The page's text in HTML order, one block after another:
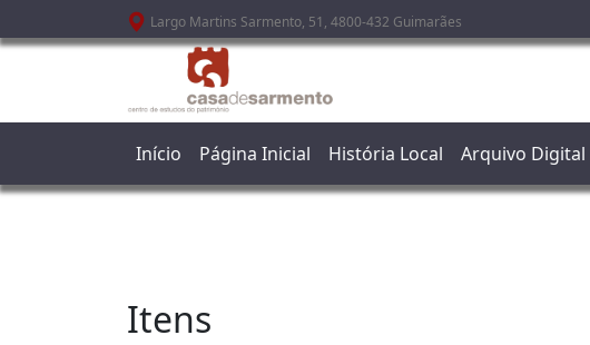
Passar para o conteúdo principalLargo Martins Sarmento, 51, 4800-432 Guimarães
Início Página Inicial História Local Arquivo Digital
Itens